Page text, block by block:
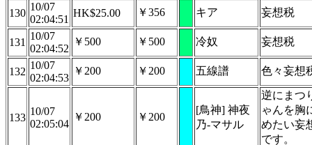
130
10/07
02:04:51
HK$25.00 ￥356 キア 妄想税
131
10/07
02:04:52
￥500 ￥500 冷奴 妄想税
132
10/07
02:04:53
￥200 ￥200 五線譜 色々妄想
133
10/07
02:05:04
￥200 ￥200
[鳥神] 神夜
乃-マサル
逆にまつ
ゃんを胸
めたい妄
です。